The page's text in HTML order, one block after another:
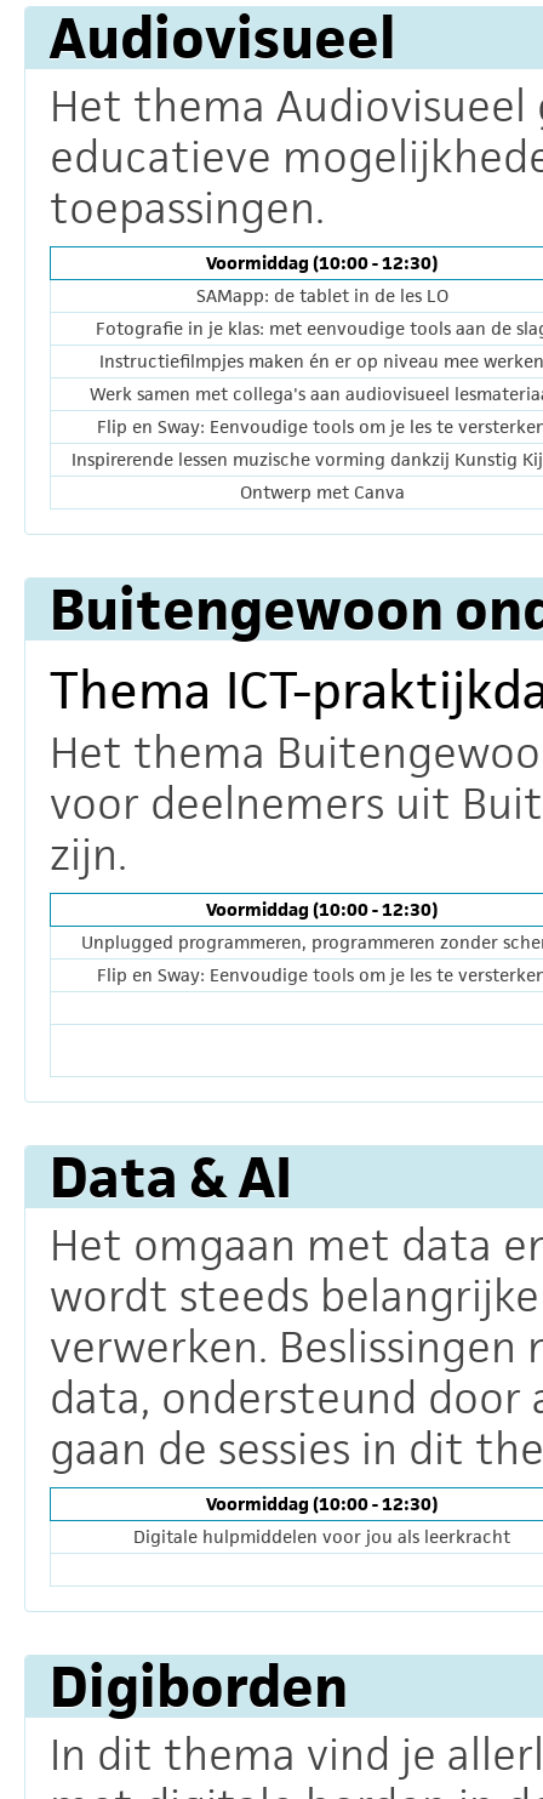
Audiovisueel
Het thema
educatieve
toepassingen.
Voormiddag (10:00 - 12:30)
SAMapp: de tablet in de les LO
Fotografie in je klas: met eenvoudige tools aan de
Instructiefilmpjes maken én er op niveau mee werken
Werk samen met collega's aan audiovisueel
Flip en Sway: Eenvoudige tools om je les te
Inspirerende lessen muzische vorming dankzij Kunstig
Ontwerp met Canva
Buitengewoon
Thema ICT-
Het thema
voor deelnemers uit
zijn.
Voormiddag (10:00 - 12:30)
Unplugged programmeren, programmeren zonder
Flip en Sway: Eenvoudige tools om je les te
Data & AI
Het omgaan met data
wordt steeds
verwerken. Beslissingen
data, ondersteund
gaan de sessies in dit
Voormiddag (10:00 - 12:30)
Digitale hulpmiddelen voor jou als leerkracht
Digiborden
In dit thema vind je